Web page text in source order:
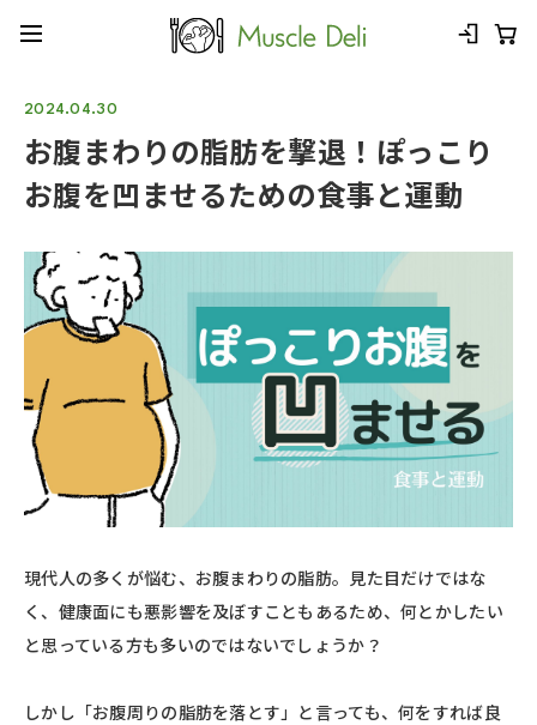
2024.04.30
お腹まわりの脂肪を撃退！ぽっこり
お腹を凹ませるための食事と運動
現代人の多くが悩む、お腹まわりの脂肪。見た目だけではな
く、健康面にも悪影響を及ぼすこともあるため、何とかしたい
と思っている方も多いのではないでしょうか？
しかし「お腹周りの脂肪を落とす」と言っても、何をすれば良